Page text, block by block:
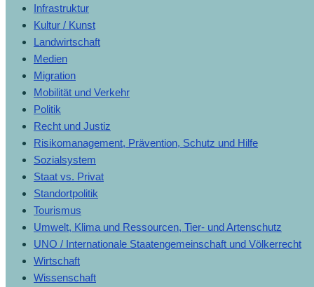
Infrastruktur
Kultur / Kunst
Landwirtschaft
Medien
Migration
Mobilität und Verkehr
Politik
Recht und Justiz
Risikomanagement, Prävention, Schutz und Hilfe
Sozialsystem
Staat vs. Privat
Standortpolitik
Tourismus
Umwelt, Klima und Ressourcen, Tier- und Artenschutz
UNO / Internationale Staatengemeinschaft und Völkerrecht
Wirtschaft
Wissenschaft